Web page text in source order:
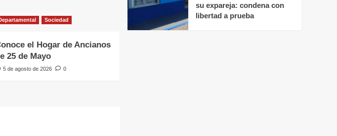
Sociedad
el Hogar de Ancianos
25 de Mayo
5 de agosto de 2026 0
su expareja: condena con
libertad a prueba